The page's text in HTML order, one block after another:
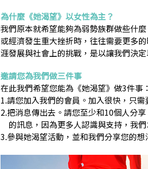
為什麼《她渴望》以女性為主？
我們原本就希望能夠為弱勢族群做些什
或經濟發生重大挫折時，往往需要更多
涯發展與社會上的挑戰，是以讓我們決
邀請您為我們做三件事
在此我們希望您能為《她渴望》做3件事：
1.請您加入我們的會員。加入很快，只
2.把消息傳出去。請您至少和10個人分
的訊息，因為更多人認識與支持，我
3.參與她渴望活動，並和我們分享您的想